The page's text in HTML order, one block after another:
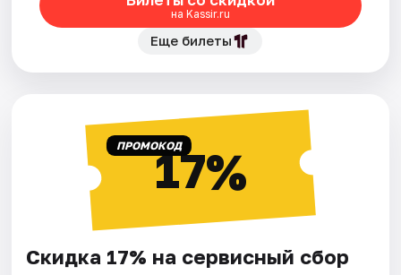
на Kassir.ru
Еще билеты
ПРОМОКОД17%
Скидка 17% на сервисный сбор